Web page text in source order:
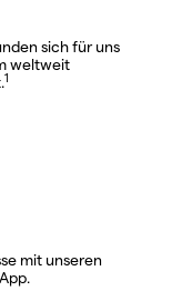
sich für uns
weltweit
1
mit unseren